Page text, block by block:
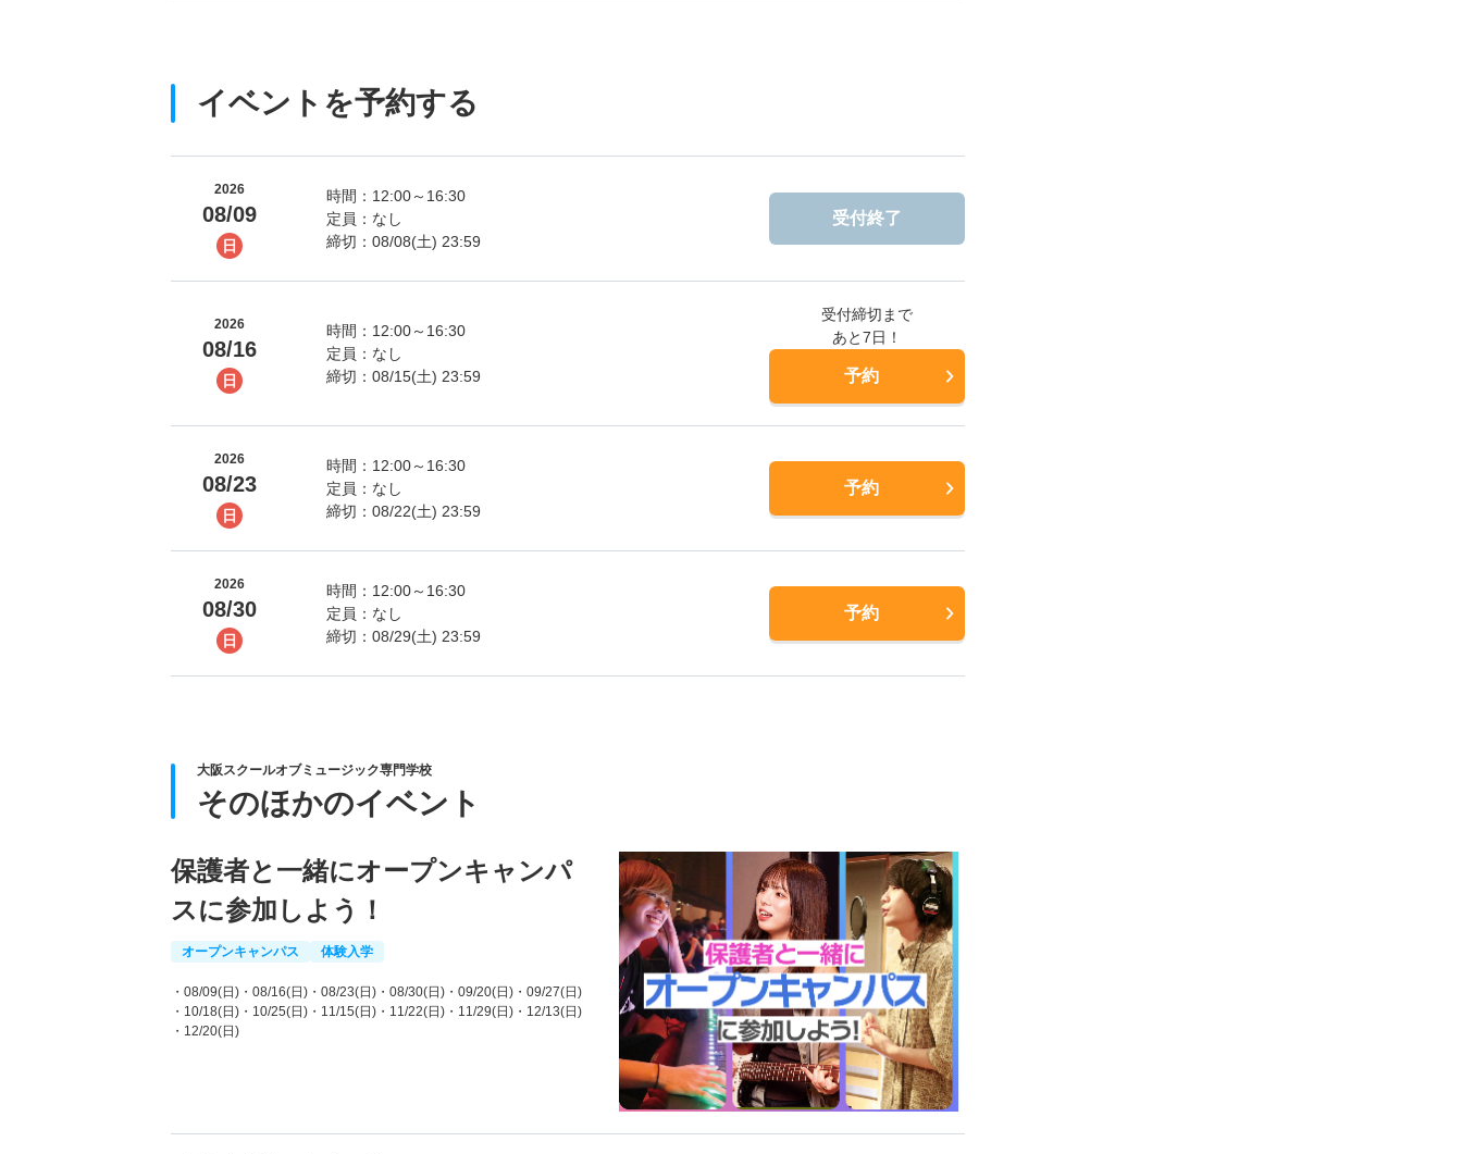
イベントを予約する
2026
08/09
日
時間：12:00～16:30
定員：なし
締切：08/08(土) 23:59
受付終了
2026
08/16
日
時間：12:00～16:30
定員：なし
締切：08/15(土) 23:59
受付締切まで
あと7日！
予約
2026
08/23
日
時間：12:00～16:30
定員：なし
締切：08/22(土) 23:59
予約
2026
08/30
日
時間：12:00～16:30
定員：なし
締切：08/29(土) 23:59
予約
大阪スクールオブミュージック専門学校
そのほかのイベント
保護者と一緒にオープンキャンパ
スに参加しよう！
オープンキャンパス 体験入学
・08/09(日) ・08/16(日) ・08/23(日) ・08/30(日) ・09/20(日) ・09/27(日)
・10/18(日) ・10/25(日) ・11/15(日) ・11/22(日) ・11/29(日) ・12/13(日)
・12/20(日)